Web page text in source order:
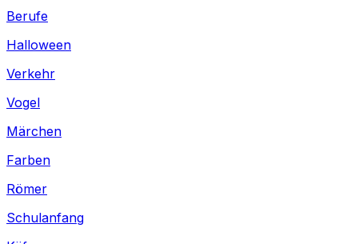
Berufe
Halloween
Verkehr
Vogel
Märchen
Farben
Römer
Schulanfang